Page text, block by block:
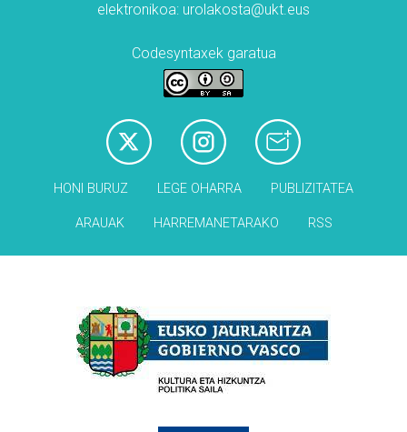
elektronikoa: urolakosta@ukt.eus
Codesyntaxek garatua
HONI BURUZ LEGE OHARRA PUBLIZITATEA
ARAUAK HARREMANETARAKO RSS